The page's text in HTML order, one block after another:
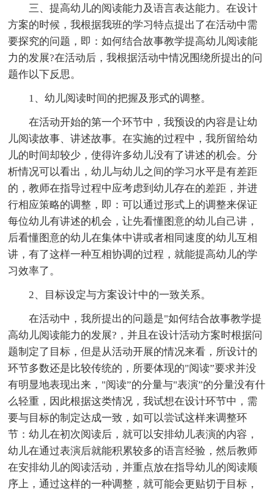
三、提高幼儿的阅读能力及语言表达能力。在设计
方案的时候，我根据我班的学习特点提出了在活动中需
要探究的问题，即：如何结合故事教学提高幼儿阅读能
力的发展?在活动后，我根据活动中情况围绕所提出的问
题作以下反思。
1、幼儿阅读时间的把握及形式的调整。
在活动开始的第一个环节中，我预设的内容是让幼
儿阅读故事、讲述故事。在实施的过程中，我所留给幼
儿的时间却较少，使得许多幼儿没有了讲述的机会。分
析情况可以看出，幼儿与幼儿之间的学习水平是有差距
的，教师在指导过程中应考虑到幼儿存在的差距，并进
行相应策略的调整，即：可以通过形式上的调整来保证
每位幼儿有讲述的机会，让先看懂图意的幼儿自己讲，
后看懂图意的幼儿在集体中讲或者相同速度的幼儿互相
讲，有了这样一种互相协调的过程，就能提高幼儿的学
习效率了。
2、目标设定与方案设计中的一致关系。
在活动中，我所提出的问题是"如何结合故事教学提
高幼儿阅读能力的发展?，并且在设计活动方案时根据问
题制定了目标，但是从活动开展的情况来看，所设计的
环节多数还是比较传统的，所要体现的"阅读”要求并没
有明显地表现出来，"阅读”的分量与"表演”的分量没有什
么轻重，因此根据这类情况，我试想在设计环节中，需
要与目标的制定达成一致，如可以尝试这样来调整环
节：幼儿在初次阅读后，就可以安排幼儿表演的内容，
幼儿在通过表演后就能积累较多的语言经验，然后教师
在安排幼儿的阅读活动，并重点放在指导幼儿的阅读顺
序上，通过这样的一种调整，就可能会更贴切于目标，